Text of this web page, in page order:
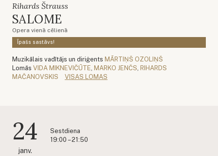
Rihards Štrauss
SALOME
Opera vienā cēlienā
Īpašs sastāvs!
Muzikālais vadītājs un diriģents MĀRTIŅŠ OZOLIŅŠ
Lomās VIDA MIKNEVIČŪTE MARKO JENČS RIHARDS
MAČANOVSKIS
VISAS LOMAS
24
janv.
Sestdiena
19:00 – 21:50